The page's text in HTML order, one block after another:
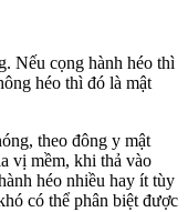
Nếu cọng hành héo thì
héo thì đó là mật
theo đông y mật
vị mềm, khi thả vào
héo nhiều hay ít tùy
có thể phân biệt được